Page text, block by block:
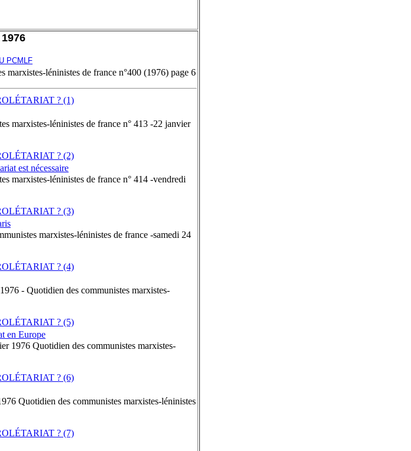
1976
PCMLF
marxistes-léninistes de france n°400 (1976) page 6
? (1)
marxistes-léninistes de france n° 413 -22 janvier
? (2)
est nécessaire
marxistes-léninistes de france n° 414 -vendredi
? (3)
marxistes-léninistes de france -samedi 24
? (4)
- Quotidien des communistes marxistes-
? (5)
en Europe
1976 Quotidien des communistes marxistes-
? (6)
Quotidien des communistes marxistes-léninistes
? (7)